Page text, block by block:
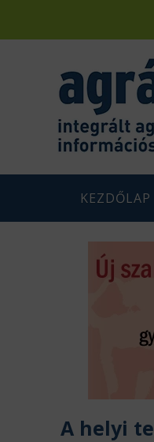
KEZDŐLAP
A helyi